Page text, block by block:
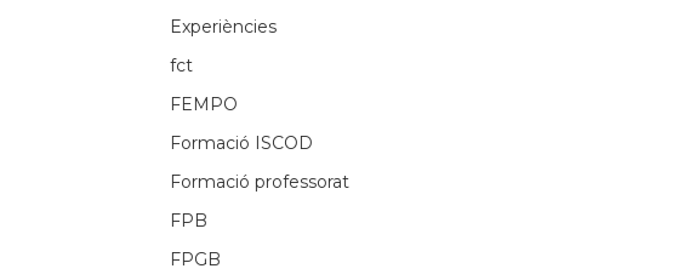
Experiències
fct
FEMPO
Formació ISCOD
Formació professorat
FPB
FPGB